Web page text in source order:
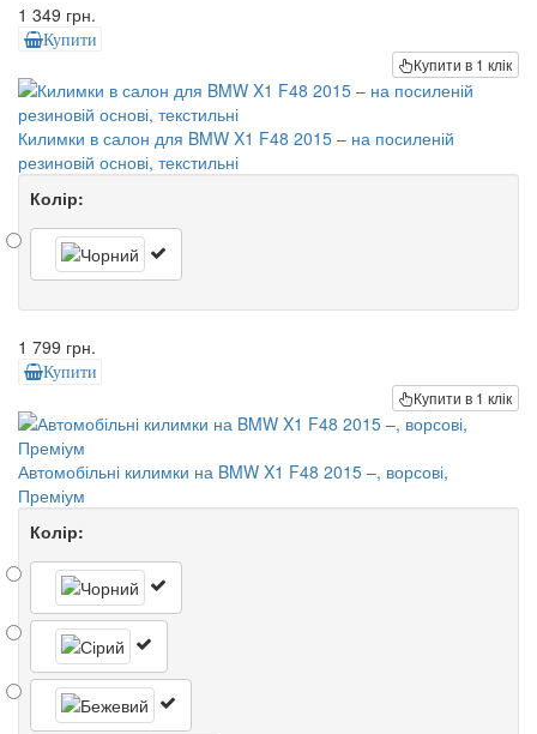
1 349 грн.
Купити
Купити в 1 клік
Килимки в салон для BMW X1 F48 2015 – на посиленій
резиновій основі, текстильні
Колір:
1 799 грн.
Купити
Купити в 1 клік
Автомобільні килимки на BMW X1 F48 2015 –, ворсові,
Преміум
Колір: